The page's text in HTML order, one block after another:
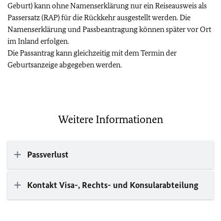
Geburt) kann ohne Namenserklärung nur ein Reiseausweis als
Passersatz (RAP) für die Rückkehr ausgestellt werden. Die
Namenserklärung und Passbeantragung können später vor Ort
im Inland erfolgen.
Die Passantrag kann gleichzeitig mit dem Termin der
Geburtsanzeige abgegeben werden.
Weitere Informationen
Passverlust
Kontakt Visa-, Rechts- und Konsularabteilung